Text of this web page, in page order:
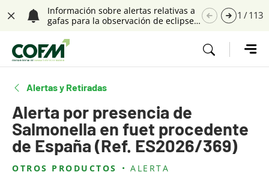
Saltar navegación. Ir directamente al contenido principal
Información sobre alertas relativas a
gafas para la observación de eclipses
1 /113
Tecla de acceso 1
Alertas y Retiradas
Alerta por presencia de
Salmonella en fuet procedente
de España (Ref. ES2026/369)
OTROS PRODUCTOS
ALERTA